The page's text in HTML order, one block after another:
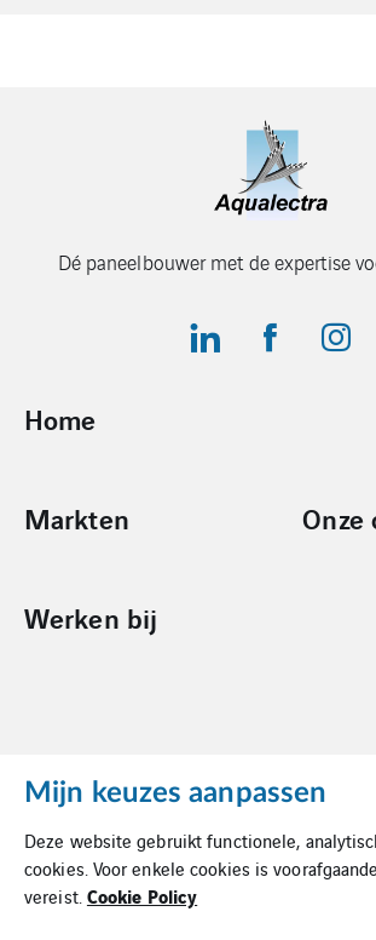
Dé paneelbouwer met de expertise
Home
Markten Onze
Werken bij
Cookies
Privacy Statement
Algemene Inkoopvoorwaarden
Mijn keuzes aanpassen
Deze website gebruikt functionele,
cookies. Voor enkele cookies is
vereist. Cookie Policy